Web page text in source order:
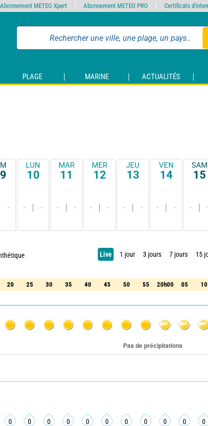
PLAGE MARINE ACTUALITÉS
-
LUN
10
- -
MAR
11
- -
MER
12
- -
JEU
13
- -
VEN
14
- -
SAM
15
-
Live 1 jour 3 jours 7 jours 15
20 25 30 35 40 45 50 55 20h00 05 10
20 25 30 35 40 45 50 55 20h00 05 10
0 0 0 0 0 0 0 0 0 0 0
Abonnement METEO Xpert Abonnement METEO PRO Certificats